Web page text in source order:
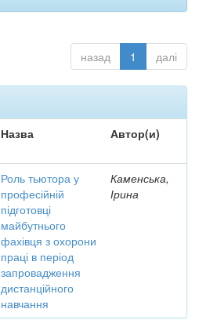
назад 1 далі
Назва Автор(и)
Роль тьютора у
професійній
підготовці
майбутнього
фахівця з охорони
праці в період
запровадження
дистанційного
навчання
Каменська,
Ірина